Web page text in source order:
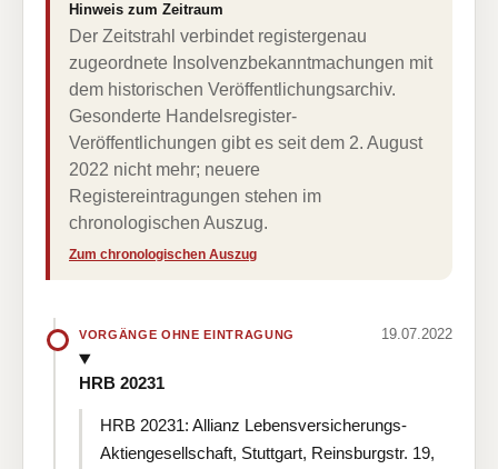
Hinweis zum Zeitraum
Der Zeitstrahl verbindet registergenau
zugeordnete Insolvenzbekanntmachungen mit
dem historischen Veröffentlichungsarchiv.
Gesonderte Handelsregister-
Veröffentlichungen gibt es seit dem 2. August
2022 nicht mehr; neuere
Registereintragungen stehen im
chronologischen Auszug.
Zum chronologischen Auszug
VORGÄNGE OHNE EINTRAGUNG 19.07.2022
HRB 20231
HRB 20231: Allianz Lebensversicherungs-
Aktiengesellschaft, Stuttgart, Reinsburgstr. 19,